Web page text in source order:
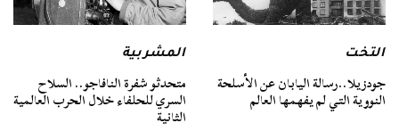
التخت
جودزيلا..رسالة اليابان عن الأسلحة
النووية التي لم يفهمها العالم
المشربية
متحدثو شفرة النافاجو.. السلاح
السري للحلفاء خلال الحرب العالمية
الثانية